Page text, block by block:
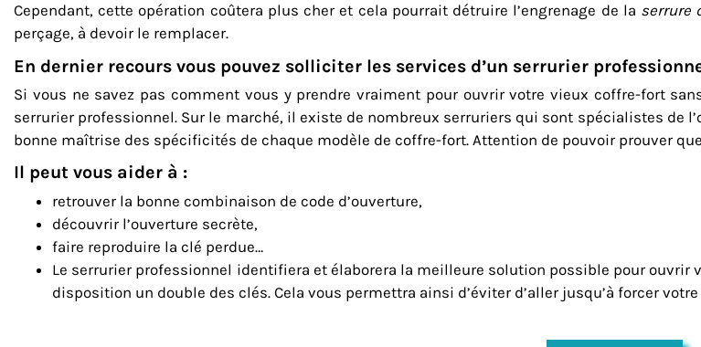
Cependant, cette opération coûtera plus cher et cela pourrait détruire l’engrenage de la serrure
perçage, à devoir le remplacer.
En dernier recours vous pouvez solliciter les services d’un serrurier
Si vous ne savez pas comment vous y prendre vraiment pour ouvrir votre vieux coffre-fort
serrurier professionnel. Sur le marché, il existe de nombreux serruriers qui sont spécialistes de
bonne maîtrise des spécificités de chaque modèle de coffre-fort. Attention de pouvoir prouver
Il peut vous aider à :
retrouver la bonne combinaison de code d’ouverture,
découvrir l’ouverture secrète,
faire reproduire la clé perdue…
Le serrurier professionnel identifiera et élaborera la meilleure solution possible pour ouvrir
disposition un double des clés. Cela vous permettra ainsi d’éviter d’aller jusqu’à forcer